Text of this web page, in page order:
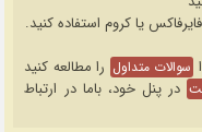
سوالات متداول را مطالعه کنید
در پنل خود، باما در ارتباط